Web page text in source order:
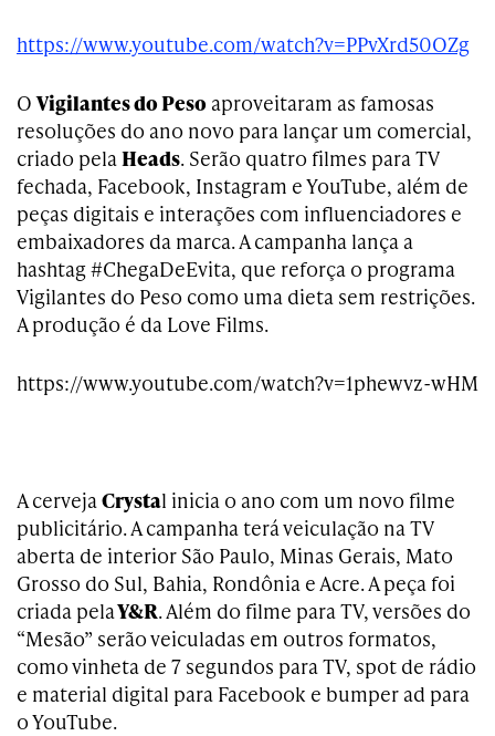
https://www.youtube.com/watch?v=PPvXrd50OZg
OVigilantes do Peso aproveitaram as famosas
resoluções do ano novo para lançar um comercial,
criado pelaHeads. Serão quatro filmes para TV
fechada, Facebook, Instagram e YouTube, além de
peças digitais e interações com influenciadores e
embaixadores da marca. A campanha lança a
hashtag #ChegaDeEvita, que reforça o programa
Vigilantes do Peso como uma dieta sem restrições.
A produção é da Love Films.
https://www.youtube.com/watch?v=1phewvz-wHM
A cervejaCrystal inicia o ano com um novo filme
publicitário. A campanha terá veiculação na TV
aberta de interior São Paulo, Minas Gerais, Mato
Grosso do Sul, Bahia, Rondônia e Acre. A peça foi
criada pelaY&R. Além do filme para TV, versões do
“Mesão” serão veiculadas em outros formatos,
como vinheta de 7 segundos para TV, spot de rádio
e material digital para Facebook e bumper ad para
o YouTube.